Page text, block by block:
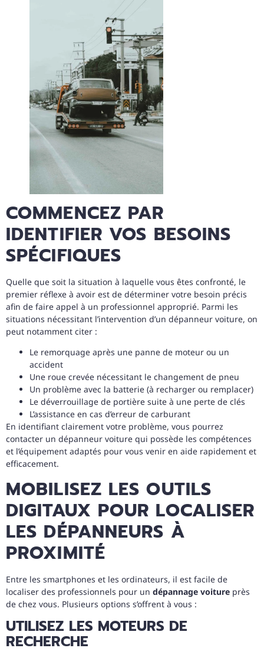
COMMENCEZ PAR
IDENTIFIER VOS BESOINS
SPÉCIFIQUES
Quelle que soit la situation à laquelle vous êtes confronté, le
premier réflexe à avoir est de déterminer votre besoin précis
afin de faire appel à un professionnel approprié. Parmi les
situations nécessitant l’intervention d’un dépanneur voiture, on
peut notamment citer :
Le remorquage après une panne de moteur ou un
accident
Une roue crevée nécessitant le changement de pneu
Un problème avec la batterie (à recharger ou remplacer)
Le déverrouillage de portière suite à une perte de clés
L’assistance en cas d’erreur de carburant
En identifiant clairement votre problème, vous pourrez
contacter un dépanneur voiture qui possède les compétences
et l’équipement adaptés pour vous venir en aide rapidement et
efficacement.
MOBILISEZ LES OUTILS
DIGITAUX POUR LOCALISER
LES DÉPANNEURS À
PROXIMITÉ
Entre les smartphones et les ordinateurs, il est facile de
localiser des professionnels pour un dépannage voiture près
de chez vous. Plusieurs options s’offrent à vous :
UTILISEZ LES MOTEURS DE
RECHERCHE